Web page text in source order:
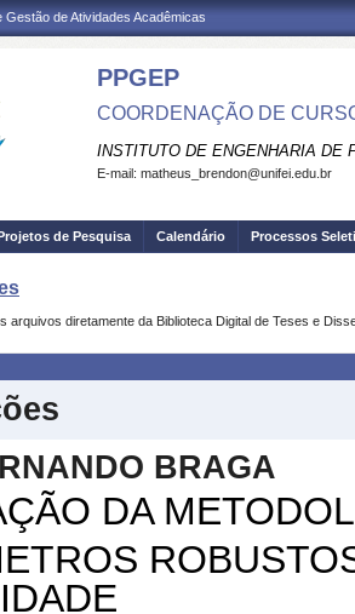
de Atividades Acadêmicas
PPGEP
COORDENAÇÃO DE
INSTITUTO DE ENGENHARIA DE
E-mail: matheus_brendon@unifei.edu.br
de Pesquisa Calendário Processos
arquivos diretamente da Biblioteca Digital de Teses e
BRAGA
DA